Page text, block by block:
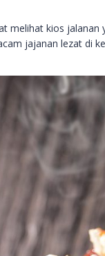
melihat kios jalanan
jajanan lezat di